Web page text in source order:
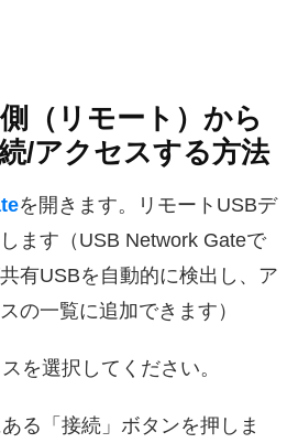
（リモート）から
/アクセスする方法
を開きます。リモートUSBデ
ます（USB Network Gateで
有USBを自動的に検出し、ア
の一覧に追加できます）
を選択してください。
る「接続」ボタンを押しま